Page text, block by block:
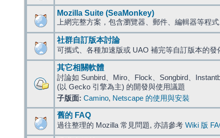
Mozilla Suite (SeaMonkey)
上網完整方案，包含瀏覽器、郵件、編輯器等程
社群自訂版本討論
可攜式、各種加速版或 UAO 補完等自訂版本的發
其它相關軟體
討論如 Sunbird、Miro、Flock、Songbird、
(以 Gecko 引擎為主) 的開發與使用議題
子版面: Camino, Netscape 的使用與安裝
舊的 FAQ
過往整理的 Mozilla 常見問題, 亦請參考 Wiki 版